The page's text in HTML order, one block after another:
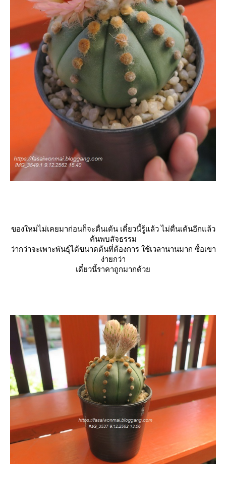
ของใหม่ไม่เคยมาก่อนก็จะตื่นเต้น เดี๋ยวนี้รู้แล้ว ไม่ตื่นเต้นอีกแล้ว
ค้นพบสัจธรรม
ว่ากว่าจะเพาะพันธุ์ได้ขนาดต้นที่ต้องการ ใช้เวลานานมาก ซื้อเขา
ง่ายกว่า
เดี๋ยวนี้ราคาถูกมากด้ว